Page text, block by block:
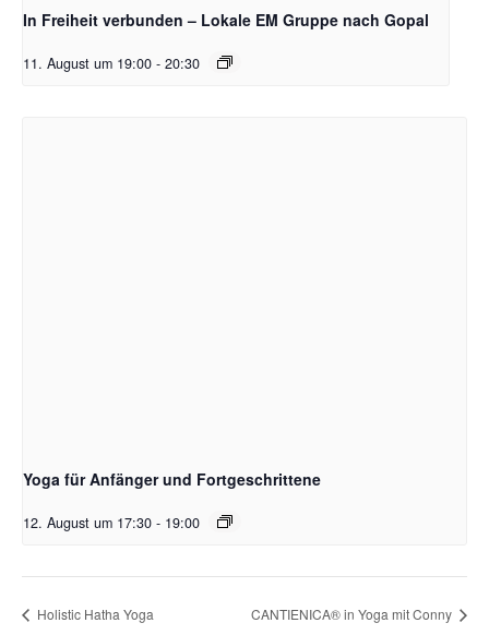
In Freiheit verbunden – Lokale EM Gruppe nach Gopal
11. August um 19:00 - 20:30
Yoga für Anfänger und Fortgeschrittene
12. August um 17:30 - 19:00
Holistic Hatha Yoga CANTIENICA® in Yoga mit Conny